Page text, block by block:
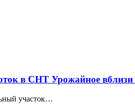
в СНТ Урожайное вблизи
участок…